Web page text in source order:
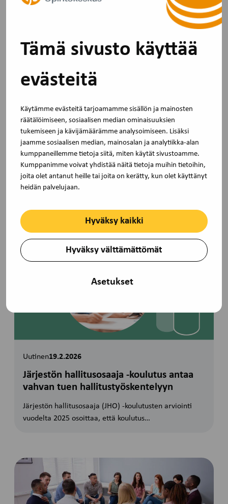
Tämä sivusto käyttää
evästeitä
Käytämme evästeitä tarjoamamme sisällön ja mainosten
räätälöimiseen, sosiaalisen median ominaisuuksien
tukemiseen ja kävijämäärämme analysoimiseen. Lisäksi
jaamme sosiaalisen median, mainosalan ja analytiikka-alan
kumppaneillemme tietoja siitä, miten käytät sivustoamme.
Kumppanimme voivat yhdistää näitä tietoja muihin tietoihin,
joita olet antanut heille tai joita on kerätty, kun olet käyttänyt
heidän palvelujaan.
Hyväksy kaikki
Hyväksy välttämättömät
Asetukset
Uutinen30.4.2026
Akavan ja STTK:n järjestöt sekä TJS
kouluttajina vuonna 2025
Olemme koonneet tilastotietoa TJS-tukea saaneiden
Uutinen19.2.2026
Järjestön hallitusosaaja -koulutus antaa
vahvan tuen hallitustyöskentelyyn
Järjestön hallitusosaaja (JHO) ‑koulutusten arviointi
vuodelta 2025 osoittaa, että koulutus…